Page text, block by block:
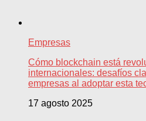
Empresas
Cómo blockchain está
internacionales: desafíos
empresas al adoptar esta
17 agosto 2025